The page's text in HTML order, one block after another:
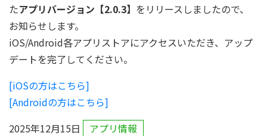
たアプリバージョン【2.0.3】 をリリースしましたので、
お知らせします。
iOS/Android各アプリストアにアクセスいただき、アップ
デートを完了してください。
[iOSの方はこちら]
[Androidの方はこちら]
2025年12月15日
アプリ情報